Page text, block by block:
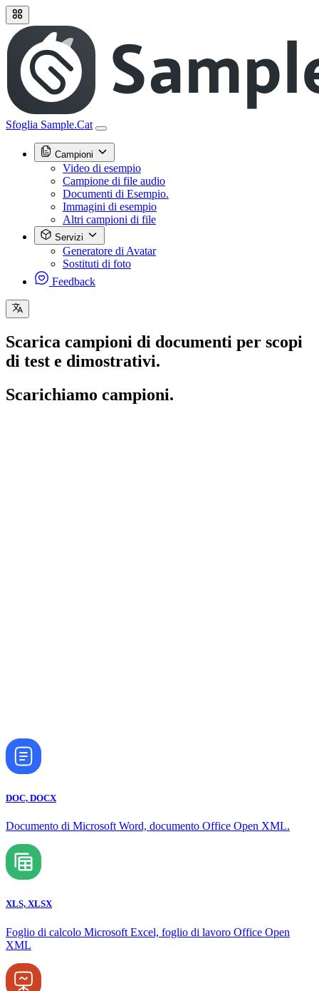
Sfoglia Sample.Cat
Campioni
Video di esempio
Campione di file audio
Documenti di Esempio.
Immagini di esempio
Altri campioni di file
Servizi
Generatore di Avatar
Sostituti di foto
Feedback
Scarica campioni di documenti per scopi
di test e dimostrativi.
Scarichiamo campioni.
DOC, DOCX
Documento di Microsoft Word, documento Office Open XML.
XLS, XLSX
Foglio di calcolo Microsoft Excel, foglio di lavoro Office Open
XML